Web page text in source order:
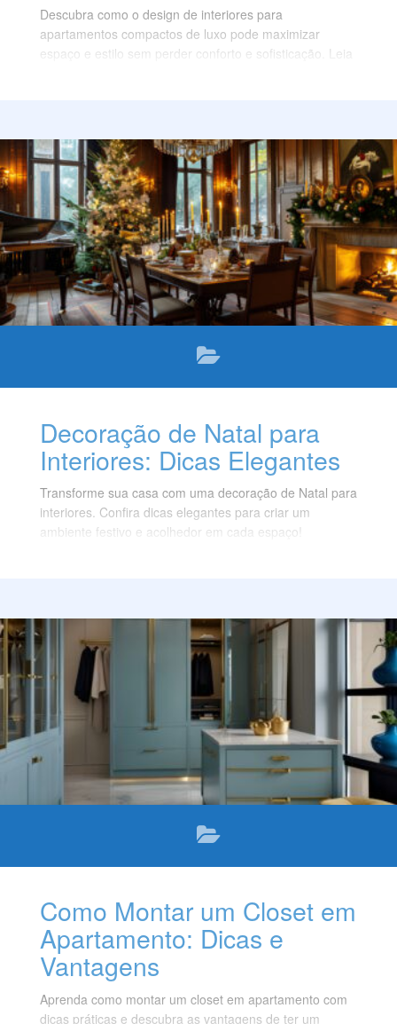
Descubra como o design de interiores para
apartamentos compactos de luxo pode maximizar
espaço e estilo sem perder conforto e sofisticação. Leia
Decoração de Natal para
Interiores: Dicas Elegantes
Transforme sua casa com uma decoração de Natal para
interiores. Confira dicas elegantes para criar um
ambiente festivo e acolhedor em cada espaço!
Como Montar um Closet em
Apartamento: Dicas e
Vantagens
Aprenda como montar um closet em apartamento com
dicas práticas e descubra as vantagens de ter um